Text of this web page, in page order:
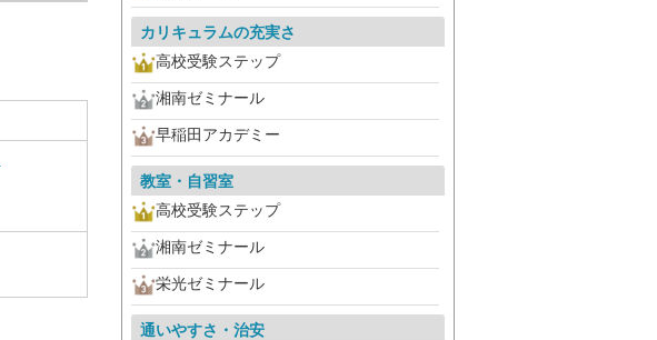
カリキュラムの充実さ
高校受験ステップ
湘南ゼミナール
早稲田アカデミー
教室・自習室
高校受験ステップ
湘南ゼミナール
栄光ゼミナール
通いやすさ・治安